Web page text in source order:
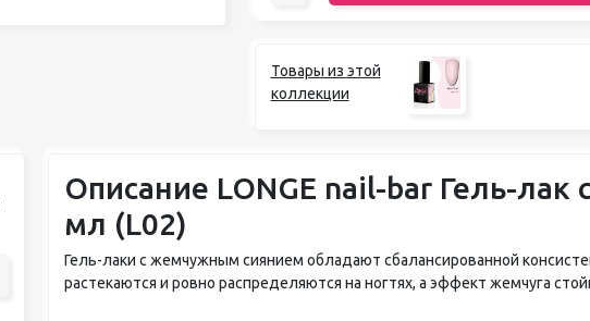
Товары из этой
коллекции
Описание LONGE nail-bar Гель-
мл (L02)
Гель-лаки с жемчужным сиянием обладают сбалансированной
растекаются и ровно распределяются на ногтях, а эффект жемчуга